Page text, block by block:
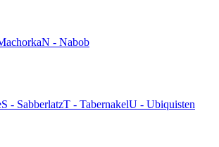
N - Nabob
S - SabberlatzT - TabernakelU - Ubiquisten